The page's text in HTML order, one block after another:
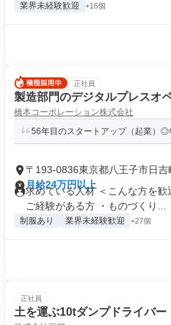
業界未経験歓迎 +16個
正社員
製造部門のデジタルプレスオ
橋本コーポレーション株式会社
56年目のスタートアップ（起業）
〒193-0836東京都八王子市日吉
月給24万円以上
求めている人材 ＜こんな方を
ご経験がある方 ・ものづくり...
制服あり 業界未経験歓迎 +27個
正社員
土を運ぶ10tダンプドライバー